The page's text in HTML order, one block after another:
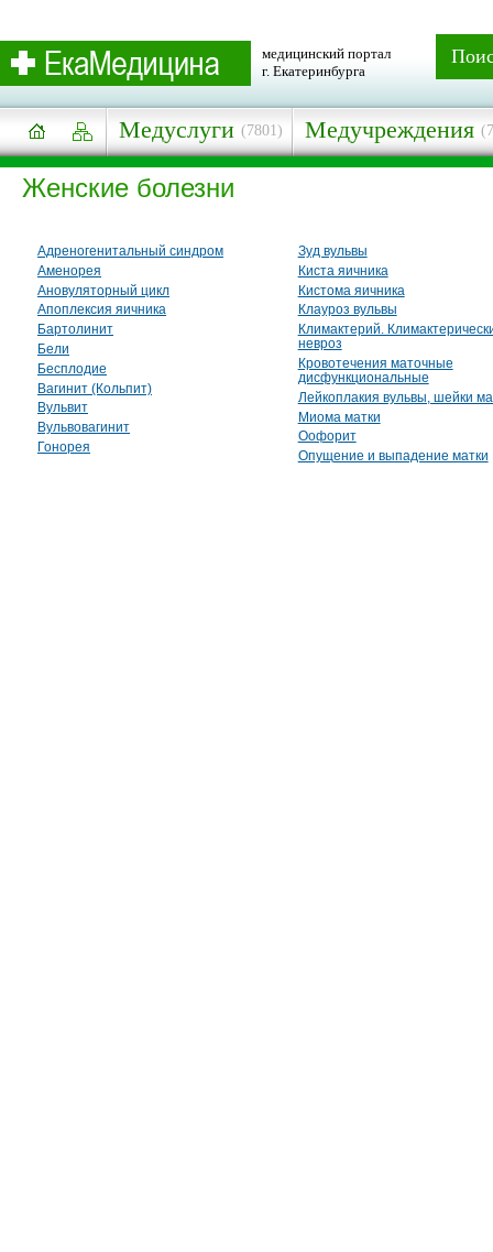
медицинский портал
г. Екатеринбурга
Медуслуги (7801) Медучреждения
Женские болезни
Адреногенитальный синдром
Аменорея
Ановуляторный цикл
Апоплексия яичника
Бартолинит
Бели
Бесплодие
Вагинит (Кольпит)
Вульвит
Вульвовагинит
Гонорея
Зуд вульвы
Киста яичника
Кистома яичника
Клауроз вульвы
Климактерий.
невроз
Кровотечения маточные
дисфункциональные
Лейкоплакия вульвы, шейки
Миома матки
Оофорит
Опущение и выпадение матки